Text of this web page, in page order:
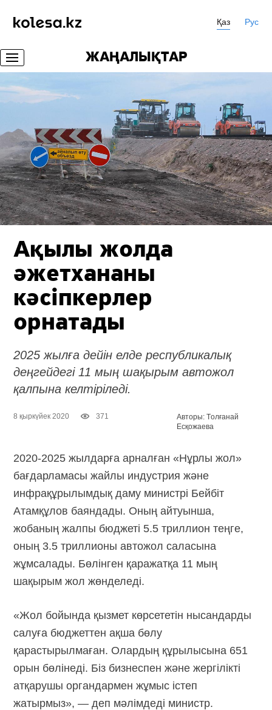
Қаз Рус
ЖАҢАЛЫҚТАР
Ақылы жолда
әжетхананы
кәсіпкерлер
орнатады
2025 жылға дейін елде республикалық
деңгейдегі 11 мың шақырым автожол
қалпына келтіріледі.
8 қыркүйек 2020 371
Авторы: Tолғанай
Есқожаева
2020-2025 жылдарға арналған «Нұрлы жол»
бағдарламасы жайлы индустрия және
инфрақұрылымдық даму министрі Бейбіт
Атамқұлов баяндады. Оның айтуынша,
жобаның жалпы бюджеті 5.5 триллион теңге,
оның 3.5 триллионы автожол саласына
жұмсалады. Бөлінген қаражатқа 11 мың
шақырым жол жөнделеді.
«Жол бойында қызмет көрсететін нысандарды
салуға бюджеттен ақша бөлу
қарастырылмаған. Олардың құрылысына 651
орын бөлінеді. Біз бизнеспен және жергілікті
атқарушы органдармен жұмыс істеп
жатырмыз», — деп мәлімдеді министр.